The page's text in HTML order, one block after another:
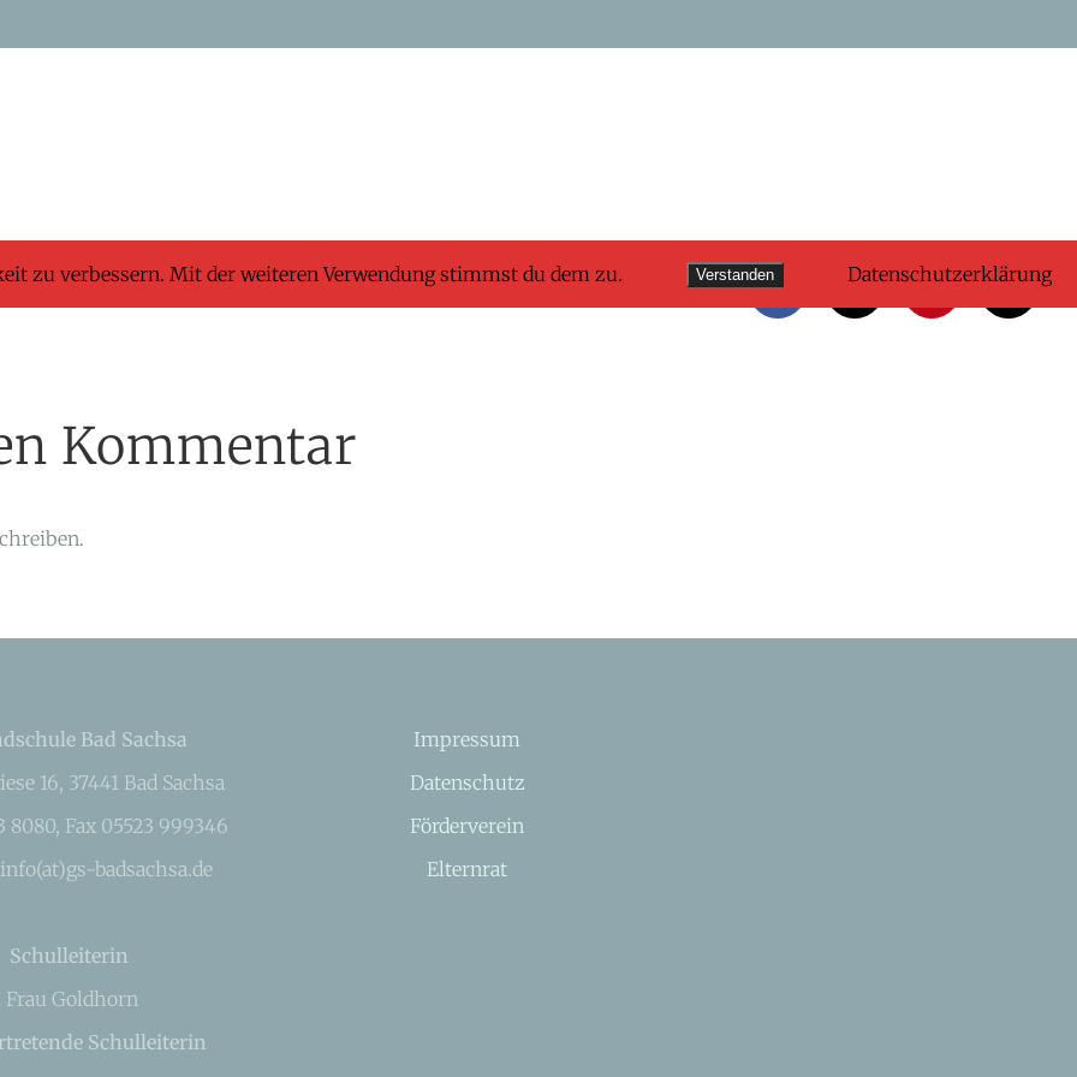
Facebook
X Pinterest
Mail
Kommentar
Bad Sachsa
16, 37441 Bad Sachsa
8080, Fax 05523 999346
badsachsa.de
Schulleiterin
Frau Goldhorn
Schulleiterin
Impressum
Datenschutz
Förderverein
Elternrat
zu verbessern. Mit der weiteren Verwendung stimmst du dem zu. Verstanden Datenschutzerklärung